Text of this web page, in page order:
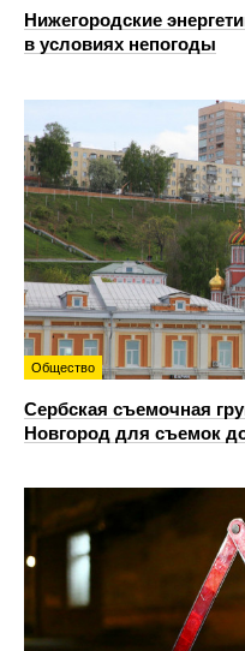
Нижегородские
в условиях непогоды
Общество
Сербская съемочная
Новгород для съемок